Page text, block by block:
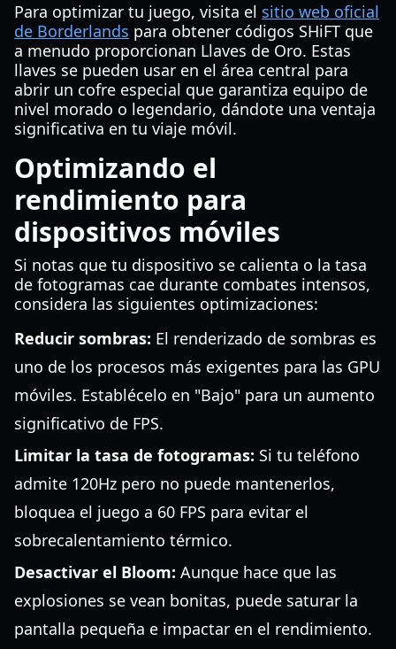
Para optimizar tu juego, visita el sitio web oficial
de Borderlands para obtener códigos SHiFT que
a menudo proporcionan Llaves de Oro. Estas
llaves se pueden usar en el área central para
abrir un cofre especial que garantiza equipo de
nivel morado o legendario, dándote una ventaja
significativa en tu viaje móvil.
Optimizando el
rendimiento para
dispositivos móviles
Si notas que tu dispositivo se calienta o la tasa
de fotogramas cae durante combates intensos,
considera las siguientes optimizaciones:
Reducir sombras: El renderizado de sombras es
uno de los procesos más exigentes para las GPU
móviles. Establécelo en "Bajo" para un aumento
significativo de FPS.
Limitar la tasa de fotogramas: Si tu teléfono
admite 120Hz pero no puede mantenerlos,
bloquea el juego a 60 FPS para evitar el
sobrecalentamiento térmico.
Desactivar el Bloom: Aunque hace que las
explosiones se vean bonitas, puede saturar la
pantalla pequeña e impactar en el rendimiento.